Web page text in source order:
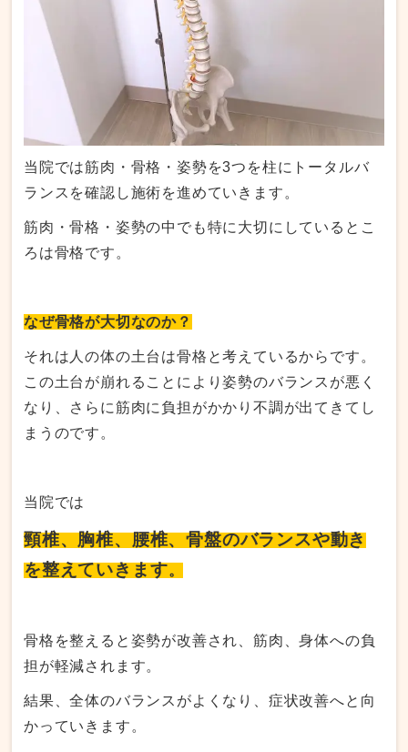
当院では筋肉・骨格・姿勢を3つを柱にトータルバ
ランスを確認し施術を進めていきます。
筋肉・骨格・姿勢の中でも特に大切にしているとこ
ろは骨格です。
なぜ骨格が大切なのか？
それは人の体の土台は骨格と考えているからです。
この土台が崩れることにより姿勢のバランスが悪く
なり、さらに筋肉に負担がかかり不調が出てきてし
まうのです。
当院では
頸椎、胸椎、腰椎、骨盤のバランスや動き
を整えていきます。
骨格を整えると姿勢が改善され、筋肉、身体への負
担が軽減されます。
結果、全体のバランスがよくなり、症状改善へと向
かっていきます。